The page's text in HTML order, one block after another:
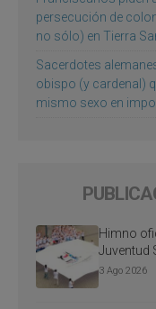
persecución de
no sólo) en Tierra
Sacerdotes
obispo (y cardenal)
mismo sexo en
Himno
Juventud
3 Ago 2026